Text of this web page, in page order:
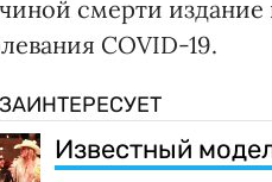
смерти издание
COVID-19.
Известный